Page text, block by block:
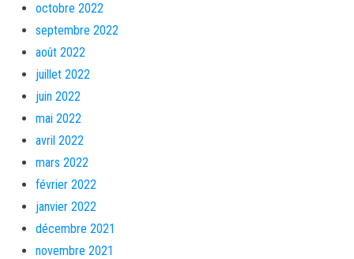
octobre 2022
septembre 2022
août 2022
juillet 2022
juin 2022
mai 2022
avril 2022
mars 2022
février 2022
janvier 2022
décembre 2021
novembre 2021